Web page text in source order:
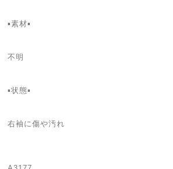
▪️素材▪
不明
▪️状態▪️
右袖に傷や汚れ